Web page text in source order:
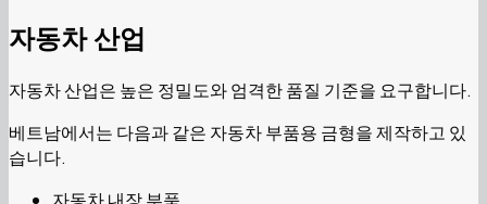
자동차 산업
자동차 산업은 높은 정밀도와 엄격한 품질 기준을 요구합니다.
베트남에서는 다음과 같은 자동차 부품용 금형을 제작하고 있
습니다.